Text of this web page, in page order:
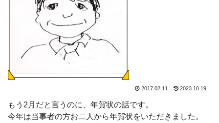
2017.02.11 2023.10.19
もう2月だと言うのに、年賀状の話です。
今年は当事者の方お二人から年賀状をいただきました。